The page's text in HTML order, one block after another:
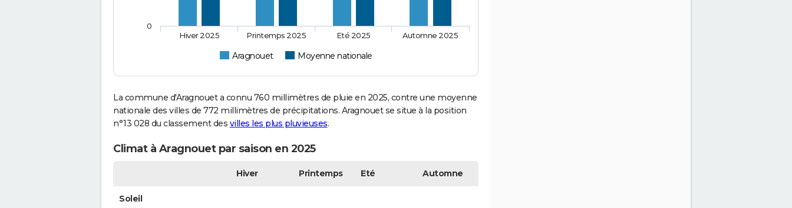
Aragnouet Moyenne nationale
Hiver 2025 Printemps 2025 Eté 2025 Automne 2025
0
La commune d'Aragnouet a connu 760 millimètres de pluie en 2025, contre une moyenne
nationale des villes de 772 millimètres de précipitations. Aragnouet se situe à la position
n°13 028 du classement des villes les plus pluvieuses.
Climat à Aragnouet par saison en 2025
Hiver Printemps Eté Automne
Soleil